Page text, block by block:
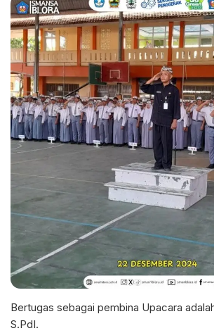
Bertugas sebagai pembina Upacara
S.PdI.